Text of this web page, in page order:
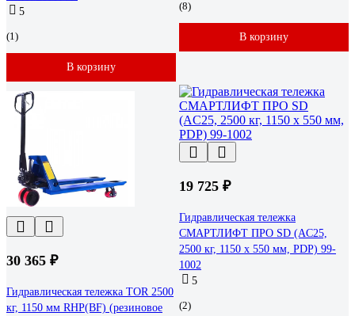
5
(1)
В корзину
(8)
В корзину
30 365 ₽
Гидравлическая тележка TOR 2500
кг, 1150 мм RHP(BF) (резиновое
19 725 ₽
Гидравлическая тележка
СМАРТЛИФТ ПРО SD (AC25,
2500 кг, 1150 x 550 мм, PDP) 99-
1002
5
(2)